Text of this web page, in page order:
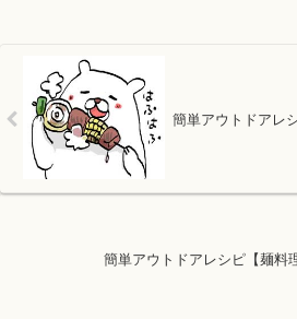
簡単アウトドアレ
簡単アウトドアレシピ【麺料